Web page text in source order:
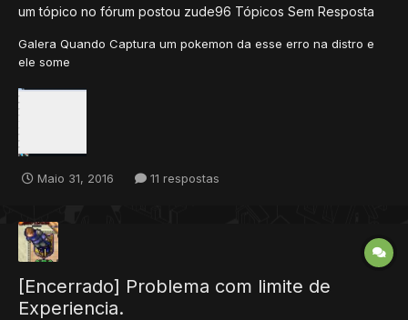
um tópico no fórum postou zude96 Tópicos Sem Resposta
Galera Quando Captura um pokemon da esse erro na distro e
ele some
Maio 31, 2016 11 respostas
[Encerrado] Problema com limite de
Experiencia.